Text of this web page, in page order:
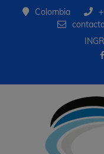
Colombia